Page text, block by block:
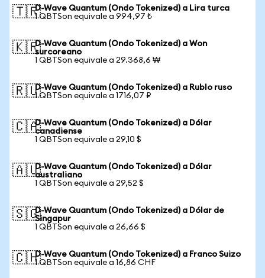
🇹🇷D-Wave Quantum (Ondo Tokenized) a Lira turca
1 QBTSon equivale a 994,97 ₺
🇰🇷D-Wave Quantum (Ondo Tokenized) a Won
surcoreano
1 QBTSon equivale a 29.368,6 ₩
🇷🇺D-Wave Quantum (Ondo Tokenized) a Rublo ruso
1 QBTSon equivale a 1716,07 ₽
🇨🇦D-Wave Quantum (Ondo Tokenized) a Dólar
canadiense
1 QBTSon equivale a 29,10 $
🇦🇺D-Wave Quantum (Ondo Tokenized) a Dólar
australiano
1 QBTSon equivale a 29,52 $
🇸🇬D-Wave Quantum (Ondo Tokenized) a Dólar de
Singapur
1 QBTSon equivale a 26,66 $
🇨🇭D-Wave Quantum (Ondo Tokenized) a Franco Suizo
1 QBTSon equivale a 16,86 CHF